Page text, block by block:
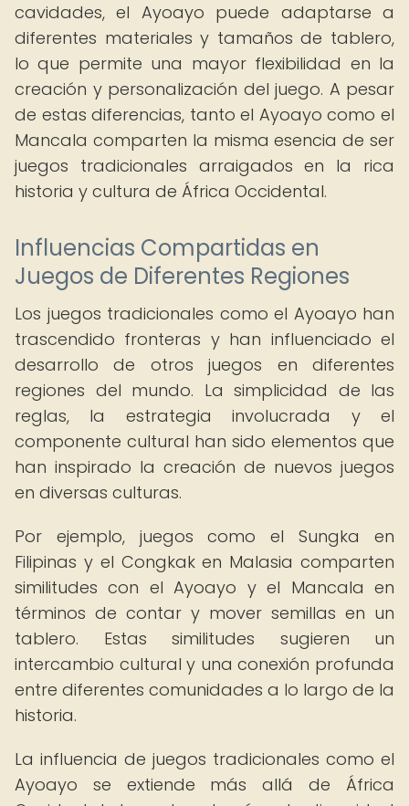
cavidades, el Ayoayo puede adaptarse a
diferentes materiales y tamaños de tablero,
lo que permite una mayor flexibilidad en la
creación y personalización del juego. A pesar
de estas diferencias, tanto el Ayoayo como el
Mancala comparten la misma esencia de ser
juegos tradicionales arraigados en la rica
historia y cultura de África Occidental.
Influencias Compartidas en
Juegos de Diferentes Regiones
Los juegos tradicionales como el Ayoayo han
trascendido fronteras y han influenciado el
desarrollo de otros juegos en diferentes
regiones del mundo. La simplicidad de las
reglas, la estrategia involucrada y el
componente cultural han sido elementos que
han inspirado la creación de nuevos juegos
en diversas culturas.
Por ejemplo, juegos como el Sungka en
Filipinas y el Congkak en Malasia comparten
similitudes con el Ayoayo y el Mancala en
términos de contar y mover semillas en un
tablero. Estas similitudes sugieren un
intercambio cultural y una conexión profunda
entre diferentes comunidades a lo largo de la
historia.
La influencia de juegos tradicionales como el
Ayoayo se extiende más allá de África